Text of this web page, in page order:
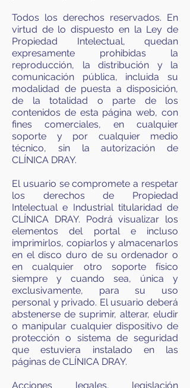
Todos los derechos reservados. En
virtud de lo dispuesto en la Ley de
Propiedad Intelectual, quedan
expresamente prohibidas la
reproducción, la distribución y la
comunicación pública, incluida su
modalidad de puesta a disposición,
de la totalidad o parte de los
contenidos de esta página web, con
fines comerciales, en cualquier
soporte y por cualquier medio
técnico, sin la autorización de
CLÍNICA DRAY.
El usuario se compromete a respetar
los derechos de Propiedad
Intelectual e Industrial titularidad de
CLÍNICA DRAY. Podrá visualizar los
elementos del portal e incluso
imprimirlos, copiarlos y almacenarlos
en el disco duro de su ordenador o
en cualquier otro soporte físico
siempre y cuando sea, única y
exclusivamente, para su uso
personal y privado. El usuario deberá
abstenerse de suprimir, alterar, eludir
o manipular cualquier dispositivo de
protección o sistema de seguridad
que estuviera instalado en las
páginas de CLÍNICA DRAY.
Acciones legales, legislación